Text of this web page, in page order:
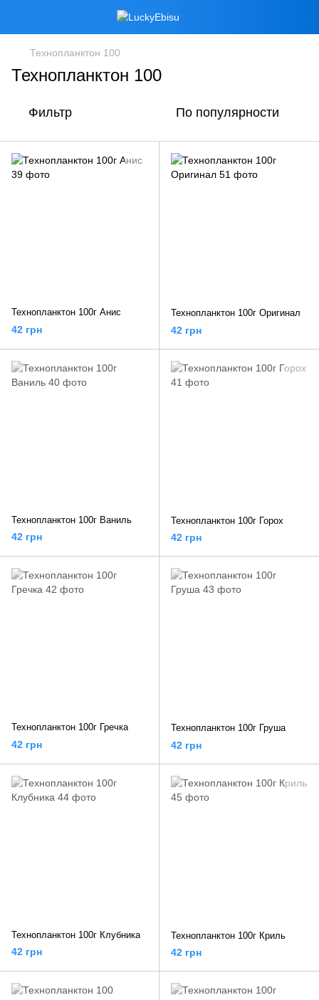
Технопланктон 100
Технопланктон 100
Фильтр По популярности
Технопланктон 100г Анис
42 грн
Технопланктон 100г Оригинал
42 грн
Технопланктон 100г Ваниль
42 грн
Технопланктон 100г Горох
42 грн
Технопланктон 100г Гречка
42 грн
Технопланктон 100г Груша
42 грн
Технопланктон 100г Клубника
42 грн
Технопланктон 100г Криль
42 грн